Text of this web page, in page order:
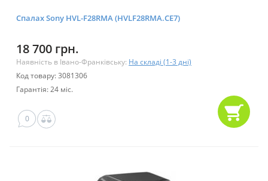
Спалах Sony HVL-F28RMA (HVLF28RMA.CE7)
18 700 грн.
Наявність в Івано-Франківську: На складі (1-3 дні)
Код товару: 3081306
Гарантія: 24 міс.
0